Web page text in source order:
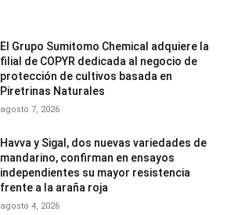
El Grupo Sumitomo Chemical adquiere la
filial de COPYR dedicada al negocio de
protección de cultivos basada en
Piretrinas Naturales
agosto 7, 2026
Havva y Sigal, dos nuevas variedades de
mandarino, confirman en ensayos
independientes su mayor resistencia
frente a la araña roja
agosto 4, 2026